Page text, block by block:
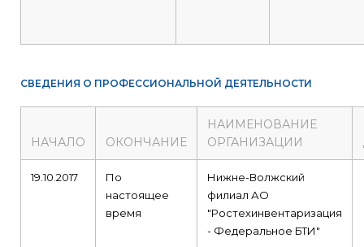
СВЕДЕНИЯ О ПРОФЕССИОНАЛЬНОЙ ДЕЯТЕЛЬНОСТИ
НАЧАЛО ОКОНЧАНИЕ
НАИМЕНОВАНИЕ
ОРГАНИЗАЦИИ
19.10.2017
По
настоящее
время
Нижне-Волжский
филиал АО
"Ростехинвентаризация
- Федеральное БТИ"